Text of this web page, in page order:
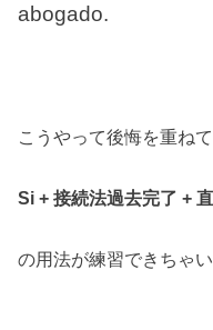
abogado.
こうやって後悔を重ね
Si + 接続法過去完了 +
の用法が練習できちゃい